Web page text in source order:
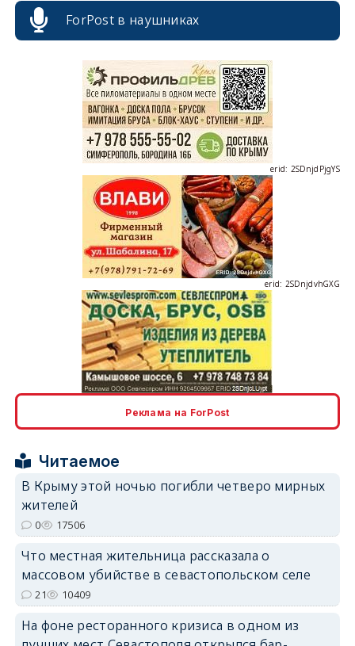
ForPost в наушниках
erid: 2SDnjdPjgYS
erid: 2SDnjdvhGXG
erid: 2SDnjcLUypt
erid: 2SDnjdPjgYS
Реклама на ForPost
Читаемое
В Крыму этой ночью погибли четверо мирных
жителей
0 17506
Что местная жительница рассказала о
массовом убийстве в севастопольском селе
21 10409
На фоне ресторанного кризиса в одном из